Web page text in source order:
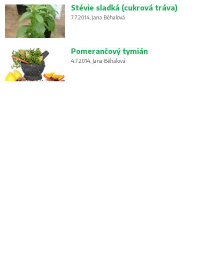
Stévie sladká (cukrová tráva)
7.7.2014, Jana Běhalová
Pomerančový tymián
4.7.2014, Jana Běhalová